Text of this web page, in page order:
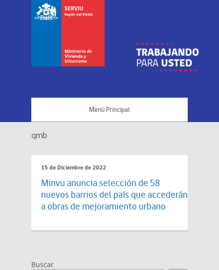
Menú Principal
qmb
15 de Diciembre de 2022
Minvu anuncia selección de 58
nuevos barrios del país que accederán
a obras de mejoramiento urbano
Buscar